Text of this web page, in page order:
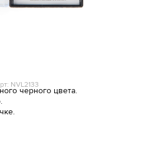
NVL2133
черного цвета.